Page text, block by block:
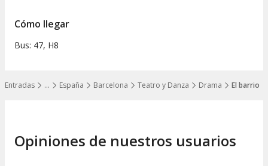
…
Mostrar todos los niveles
Entradas España Barcelona Teatro y Danza Drama El barrio
Cómo llegar
Bus: 47, H8
Opiniones de nuestros usuarios